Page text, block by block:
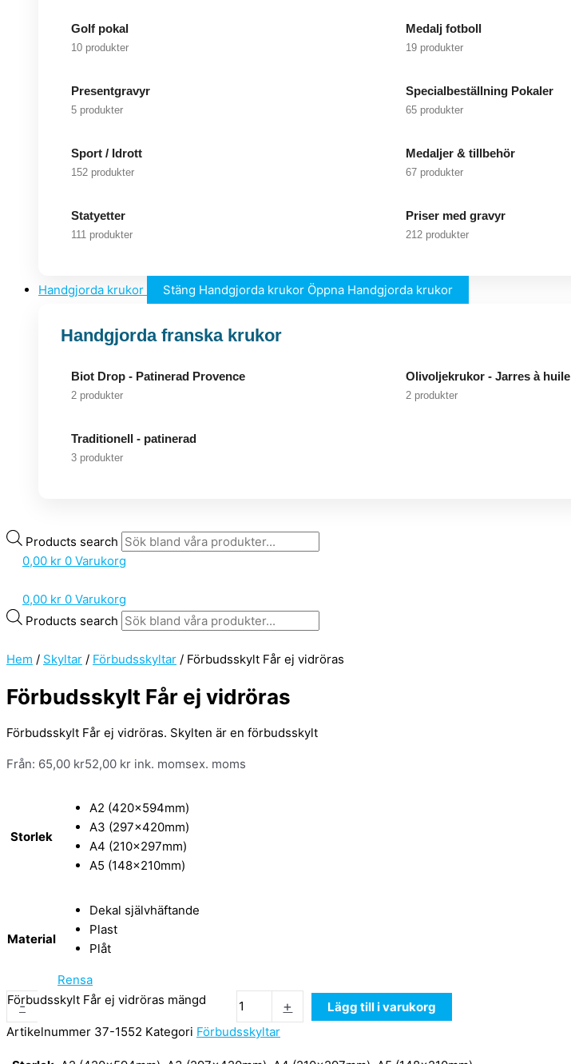
Golf pokal
10 produkter
Medalj fotboll
19 produkter
Presentgravyr
5 produkter
Specialbeställning Pokaler
65 produkter
Sport / Idrott
152 produkter
Medaljer & tillbehör
67 produkter
Statyetter
111 produkter
Priser med gravyr
212 produkter
Handgjorda krukor Stäng Handgjorda krukor Öppna Handgjorda krukor
Handgjorda franska krukor
Biot Drop - Patinerad Provence
2 produkter
Olivoljekrukor - Jarres à huile
2 produkter
Traditionell - patinerad
3 produkter
Products search
0,00 kr 0 Varukorg
0,00 kr 0 Varukorg
Products search
Hem / Skyltar / Förbudsskyltar / Förbudsskylt Får ej vidröras
Förbudsskylt Får ej vidröras
Förbudsskylt Får ej vidröras. Skylten är en förbudsskylt
Från: 65,00 kr52,00 kr ink. momsex. moms
Storlek
A2 (420x594mm)
A3 (297x420mm)
A4 (210x297mm)
A5 (148x210mm)
Material
Dekal självhäftande
Plast
Plåt
Rensa
-
Förbudsskylt Får ej vidröras mängd +
Lägg till i varukorg
Artikelnummer 37-1552 Kategori Förbudsskyltar